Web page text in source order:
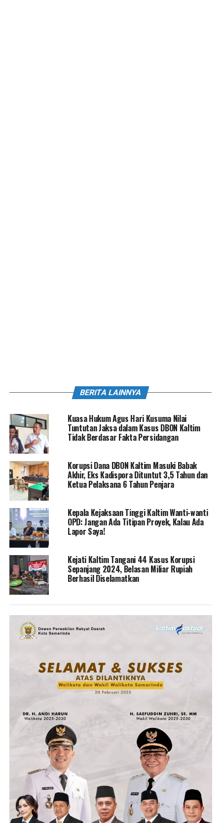
BERITA LAINNYA
Kuasa Hukum Agus Hari Kusuma Nilai
Tuntutan Jaksa dalam Kasus DBON Kaltim
Tidak Berdasar Fakta Persidangan
Korupsi Dana DBON Kaltim Masuki Babak
Akhir, Eks Kadispora Dituntut 3,5 Tahun dan
Ketua Pelaksana 6 Tahun Penjara
Kepala Kejaksaan Tinggi Kaltim Wanti-wanti
OPD: Jangan Ada Titipan Proyek, Kalau Ada
Lapor Saya!
Kejati Kaltim Tangani 44 Kasus Korupsi
Sepanjang 2024, Belasan Miliar Rupiah
Berhasil Diselamatkan